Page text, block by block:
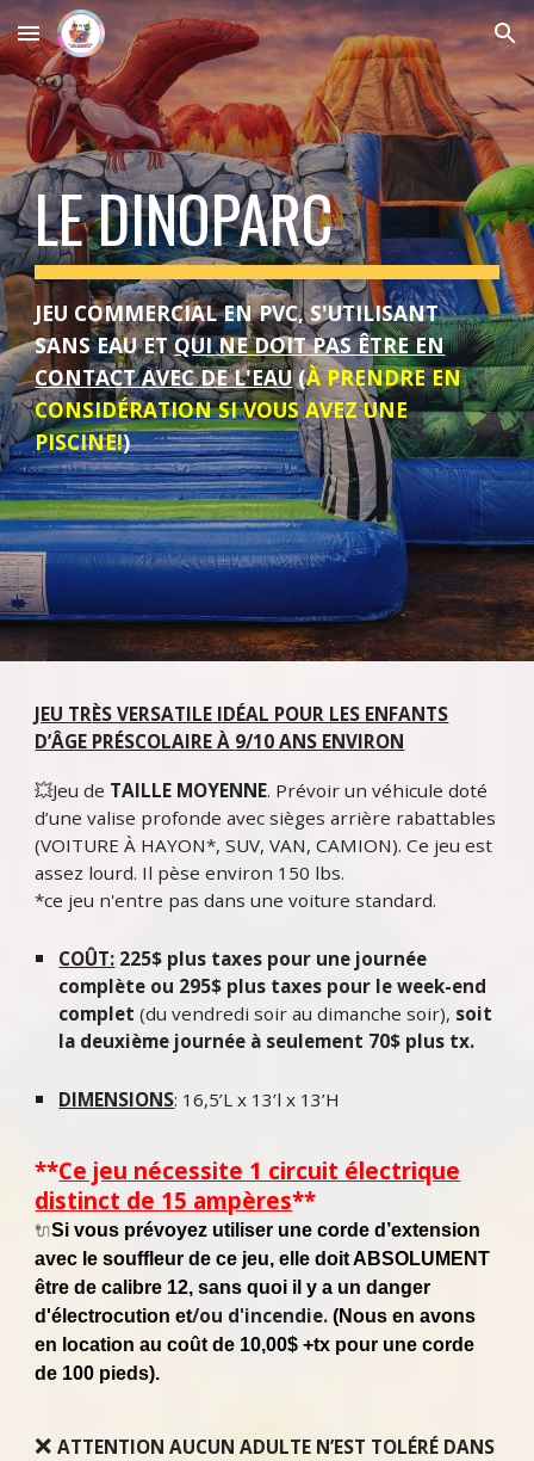
Skip to main content Skip to navigation
LE DINOPARC
JEU COMMERCIAL EN PVC, S'UTILISANT
SANS EAU ETQUI NE DOIT PAS ÊTRE EN
CONTACT AVEC DE L'EAU(À PRENDRE EN
CONSIDÉRATION SI VOUS AVEZ UNE
PISCINE!)
JEU TRÈS VERSATILE IDÉAL POUR LES ENFANTS
D’ÂGE PRÉSCOLAIRE À 9/10 ANS ENVIRON
💥Jeu de TAILLE MOYENNE. Prévoir un véhicule doté
d’une valise profonde avec sièges arrière rabattables
(VOITURE À HAYON*, SUV, VAN, CAMION). Ce jeu est
assez lourd. Il pèse environ 150 lbs.
*ce jeu n'entre pas dans une voiture standard.
COÛT: 225$ plus taxes pour une journée
complète ou 295$ plus taxes pour le week-end
complet (du vendredi soir au dimanche soir), soit
la deuxième journée à seulement 70$ plus tx.
DIMENSIONS: 16,5’L x 13’l x 13’H
**Ce jeu nécessite 1 circuit électrique
distinct de 15 ampères**
🔌Si vous prévoyez utiliser une corde d’extension
avec le souffleur de ce jeu, elle doit ABSOLUMENT
être de calibre 12, sans quoi il y a un danger
d'électrocution et/ou d'incendie. (Nous en avons
en location au coût de 10,00$ +tx pour une corde
de 100 pieds).
❌ATTENTION AUCUN ADULTE N’EST TOLÉRÉ DANS